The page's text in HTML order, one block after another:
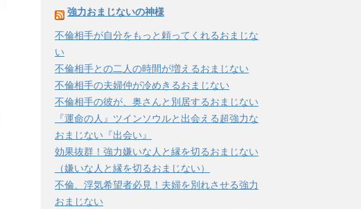
強力おまじないの神様
不倫相手が自分をもっと頼ってくれるおまじな
い
不倫相手との二人の時間が増えるおまじない
不倫相手の夫婦仲が冷めきるおまじない
不倫相手の彼が、奥さんと別居するおまじない
『運命の人』ツインソウルと出会える超強力な
おまじない『出会い』
効果抜群！強力嫌いな人と縁を切るおまじない
（嫌いな人と縁を切るおまじない）
不倫、浮気希望者必見！夫婦を別れさせる強力
おまじない